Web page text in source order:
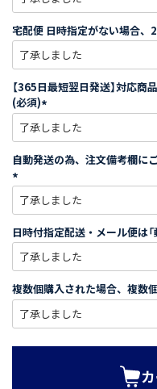
宅配便 日時指定がない場合、
【365日最短翌日発送】対応商
(必須)
(
必
須
)
自動発送の為、注文備考欄に
必
須
)
日時付指定配送・メール便は「
複数個購入された場合、複数